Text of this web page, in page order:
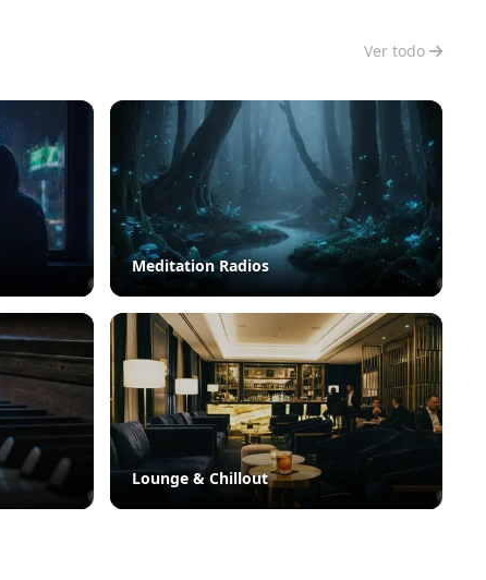
Ver todo
Meditation Radios
Lounge & Chillout